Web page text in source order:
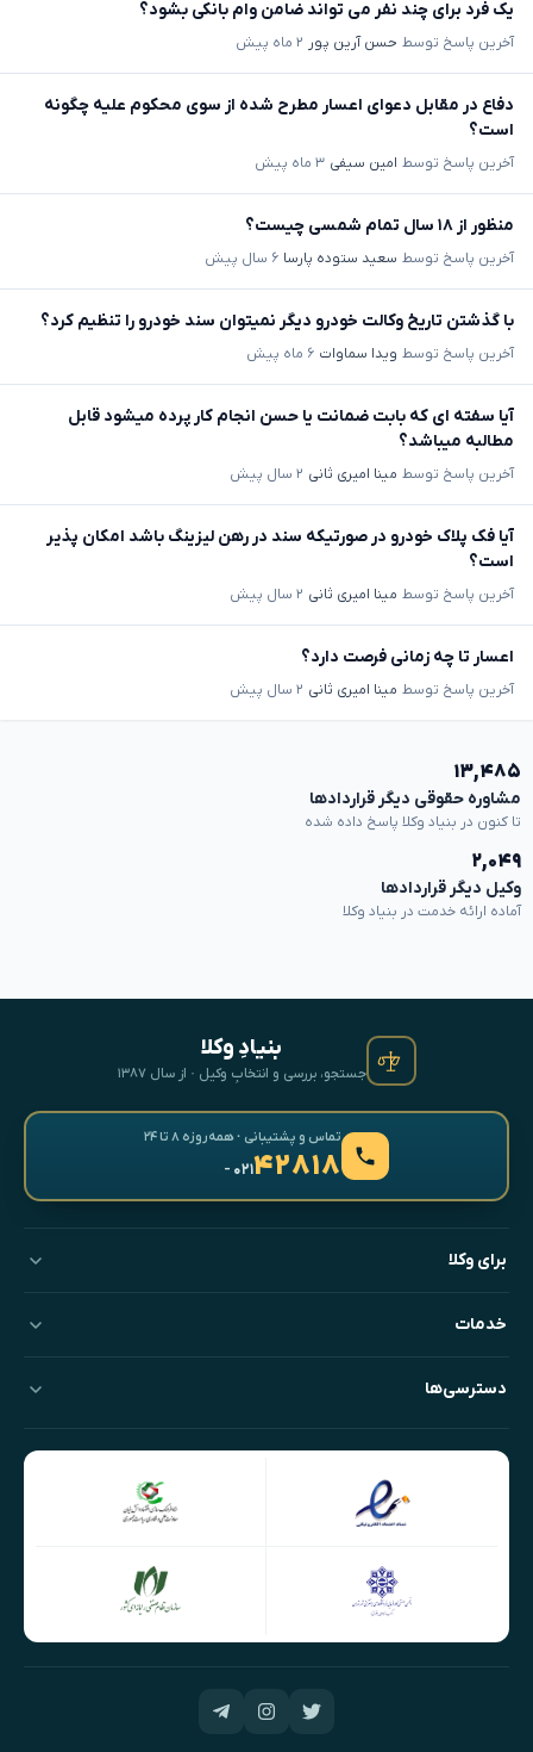
یک فرد برای چند نفر می تواند ضامن وام بانکی بشود؟
آخرین پاسخ توسط حسن آرین پور ۲ ماه پیش
دفاع در مقابل دعوای اعسار مطرح شده از سوی محکوم علیه چگونه
است؟
آخرین پاسخ توسط امین سیفی ۳ ماه پیش
منظور از ۱۸ سال تمام شمسی چیست؟
آخرین پاسخ توسط سعید ستوده پارسا ۶ سال پیش
با گذشتن تاریخ وکالت خودرو دیگر نمیتوان سند خودرو را تنظیم کرد؟
آخرین پاسخ توسط ویدا سماوات ۶ ماه پیش
آیا سفته ای که بابت ضمانت یا حسن انجام کار پرده میشود قابل
مطالبه میباشد؟
آخرین پاسخ توسط مینا امیری ثانی ۲ سال پیش
آیا فک پلاک خودرو در صورتیکه سند در رهن لیزینگ باشد امکان پذیر
است؟
آخرین پاسخ توسط مینا امیری ثانی ۲ سال پیش
اعسار تا چه زمانی فرصت دارد؟
آخرین پاسخ توسط مینا امیری ثانی ۲ سال پیش
۱۳,۴۸۵
مشاوره حقوقی دیگر قراردادها
تا کنون در بنیاد وکلا پاسخ داده شده
۲,۰۴۹
وکیل دیگر قراردادها
آماده ارائه خدمت در بنیاد وکلا
بنیادِ وکلا
جستجو، بررسی و انتخابِ وکیل · از سال ۱۳۸۷
تماس و پشتیبانی · همه‌روزه ۸ تا ۲۴
۴۲۸۱۸- ۰۲۱
برای وکلا
خدمات
دسترسی‌ها